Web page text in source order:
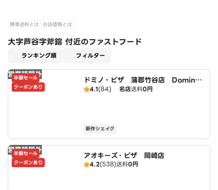
標準送料とは お店価格とは
大字芦谷字斧鎔 付近のファストフード
ランキング順 フィルター
営業時間外
半額セール
クーポンあり
ドミノ・ピザ 蒲郡竹谷店 Domin
o's4.1(84) 名店送料0円
新作シェイク
営業時間外
半額セール
クーポンあり
アオキーズ・ピザ 岡崎店
4.2(538)送料0円